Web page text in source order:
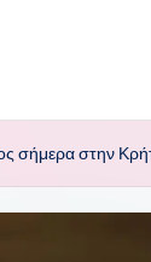
σήμερα στην